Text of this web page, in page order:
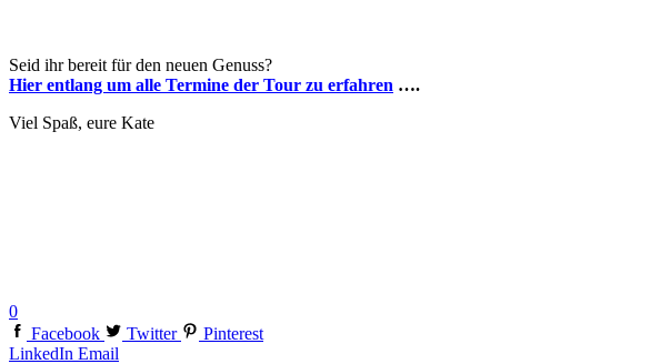
Seid ihr bereit für den neuen Genuss?
Hier entlang um alle Termine der Tour zu erfahren ….
Viel Spaß, eure Kate
0
Facebook
Twitter
Pinterest
LinkedIn Email